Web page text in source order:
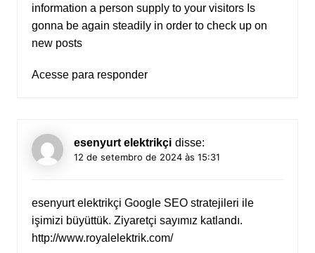
information a person supply to your visitors Is
gonna be again steadily in order to check up on
new posts
Acesse para responder
esenyurt elektrikçi disse:
12 de setembro de 2024 às 15:31
esenyurt elektrikçi Google SEO stratejileri ile
işimizi büyüttük. Ziyaretçi sayımız katlandı.
http://www.royalelektrik.com/